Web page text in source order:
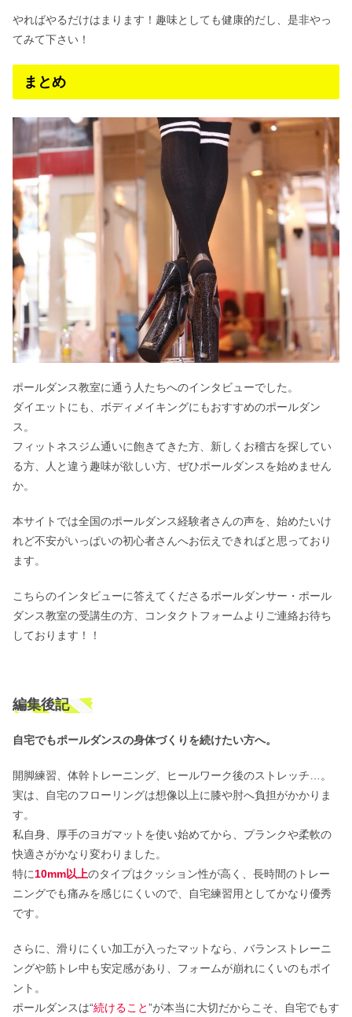
やればやるだけはまります！趣味としても健康的だし、是非やっ
てみて下さい！
まとめ
ポールダンス教室に通う人たちへのインタビューでした。
ダイエットにも、ボディメイキングにもおすすめのポールダン
ス。
フィットネスジム通いに飽きてきた方、新しくお稽古を探してい
る方、人と違う趣味が欲しい方、ぜひポールダンスを始めません
か。
本サイトでは全国のポールダンス経験者さんの声を、始めたいけ
れど不安がいっぱいの初心者さんへお伝えできればと思っており
ます。
こちらのインタビューに答えてくださるポールダンサー・ポール
ダンス教室の受講生の方、
コンタクトフォーム よりご連絡お待ち
しております！！
編集後記
自宅でもポールダンスの身体づくりを続けたい方へ。
開脚練習、体幹トレーニング、ヒールワーク後のストレッチ…。
実は、自宅のフローリングは想像以上に膝や肘へ負担がかかりま
す。
私自身、厚手のヨガマットを使い始めてから、プランクや柔軟の
快適さがかなり変わりました。
特に10mm以上のタイプはクッション性が高く、長時間のトレー
ニングでも痛みを感じにくいので、自宅練習用としてかなり優秀
です。
さらに、滑りにくい加工が入ったマットなら、バランストレーニ
ングや筋トレ中も安定感があり、フォームが崩れにくいのもポイ
ント。
ポールダンスは“続けること”が本当に大切だからこそ、自宅でもす